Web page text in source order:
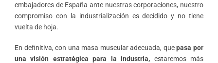
embajadores de España ante nuestras corporaciones, nuestro
compromiso con la industrialización es decidido y no tiene
vuelta de hoja.
En definitiva, con una masa muscular adecuada, quepasa por
una visión estratégica para la industria, estaremos más